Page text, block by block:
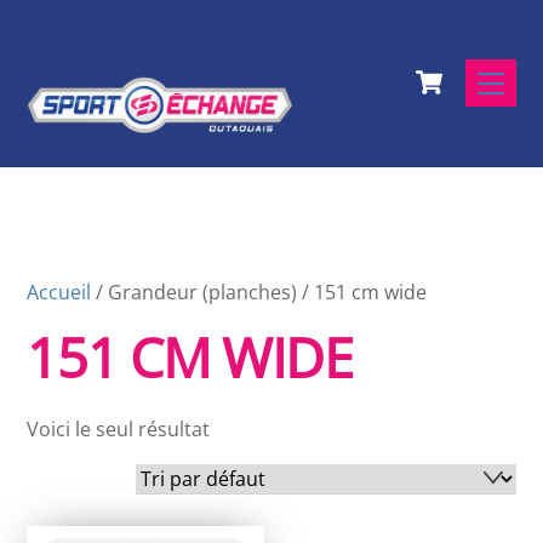
Cart
Accueil / Grandeur (planches) / 151 cm wide
151 CM WIDE
Voici le seul résultat